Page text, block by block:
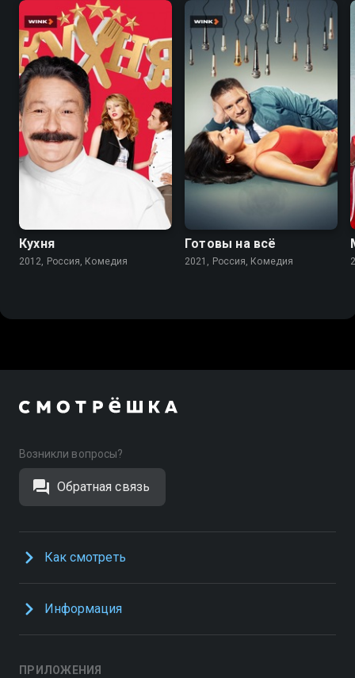
Кухня
2012, Россия, Комедия
7.5
Готовы на всё
2021, Россия, Комедия
Возникли вопросы?
Обратная связь
Как смотреть
Информация
ПРИЛОЖЕНИЯ